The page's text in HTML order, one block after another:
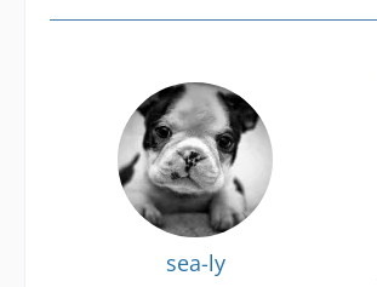
sea-ly